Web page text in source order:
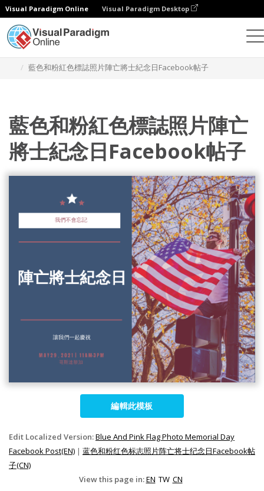
Visual Paradigm Online Visual Paradigm Desktop
藍色和粉紅色標誌照片陣亡將士紀念日Facebook帖子
藍色和粉紅色標誌照片陣亡
將士紀念日Facebook帖子
編輯此模板
Edit Localized Version:Blue And Pink Flag Photo Memorial Day
Facebook Post(EN) | 蓝色和粉红色标志照片阵亡将士纪念日Facebook帖
子(CN)
View this page in:EN TW CN